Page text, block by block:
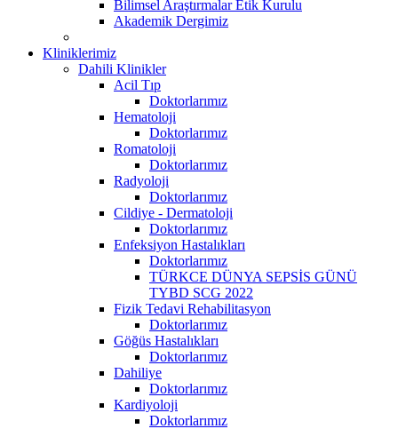
Bilimsel Araştırmalar Etik Kurulu
Akademik Dergimiz
Kliniklerimiz
Dahili Klinikler
Acil Tıp
Doktorlarımız
Hematoloji
Doktorlarımız
Romatoloji
Doktorlarımız
Radyoloji
Doktorlarımız
Cildiye - Dermatoloji
Doktorlarımız
Enfeksiyon Hastalıkları
Doktorlarımız
TÜRKCE DÜNYA SEPSİS GÜNÜ
TYBD SCG 2022
Fizik Tedavi Rehabilitasyon
Doktorlarımız
Göğüs Hastalıkları
Doktorlarımız
Dahiliye
Doktorlarımız
Kardiyoloji
Doktorlarımız